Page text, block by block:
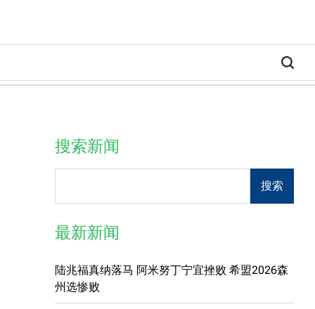
搜索新闻
搜索
最新新闻
陆兆福真纳落马 阿米努丁宁宜挫败 希盟2026森
州选惨败